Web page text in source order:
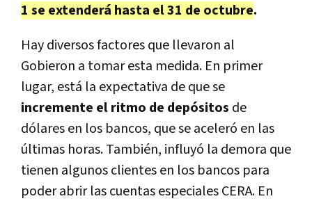
1 se extenderá hasta el 31 de octubre.
Hay diversos factores que llevaron al
Gobieron a tomar esta medida. En primer
lugar, está la expectativa de que se
incremente el ritmo de depósitos de
dólares en los bancos, que se aceleró en las
últimas horas. También, influyó la demora que
tienen algunos clientes en los bancos para
poder abrir las cuentas especiales CERA. En